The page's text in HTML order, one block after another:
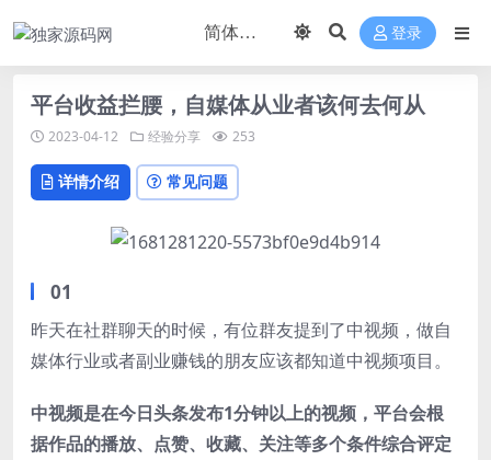
登录
平台收益拦腰，自媒体从业者该何去何从
2023-04-12 经验分享 253
详情介绍 常见问题
01
昨天在社群聊天的时候，有位群友提到了中视频，做自
媒体行业或者副业赚钱的朋友应该都知道中视频项目。
中视频是在今日头条发布1分钟以上的视频，平台会根
据作品的播放、点赞、收藏、关注等多个条件综合评定